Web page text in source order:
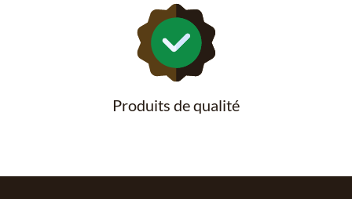
Produits de qualité